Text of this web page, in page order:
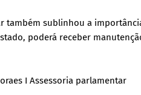
também sublinhou a
poderá receber
I Assessoria parlamentar